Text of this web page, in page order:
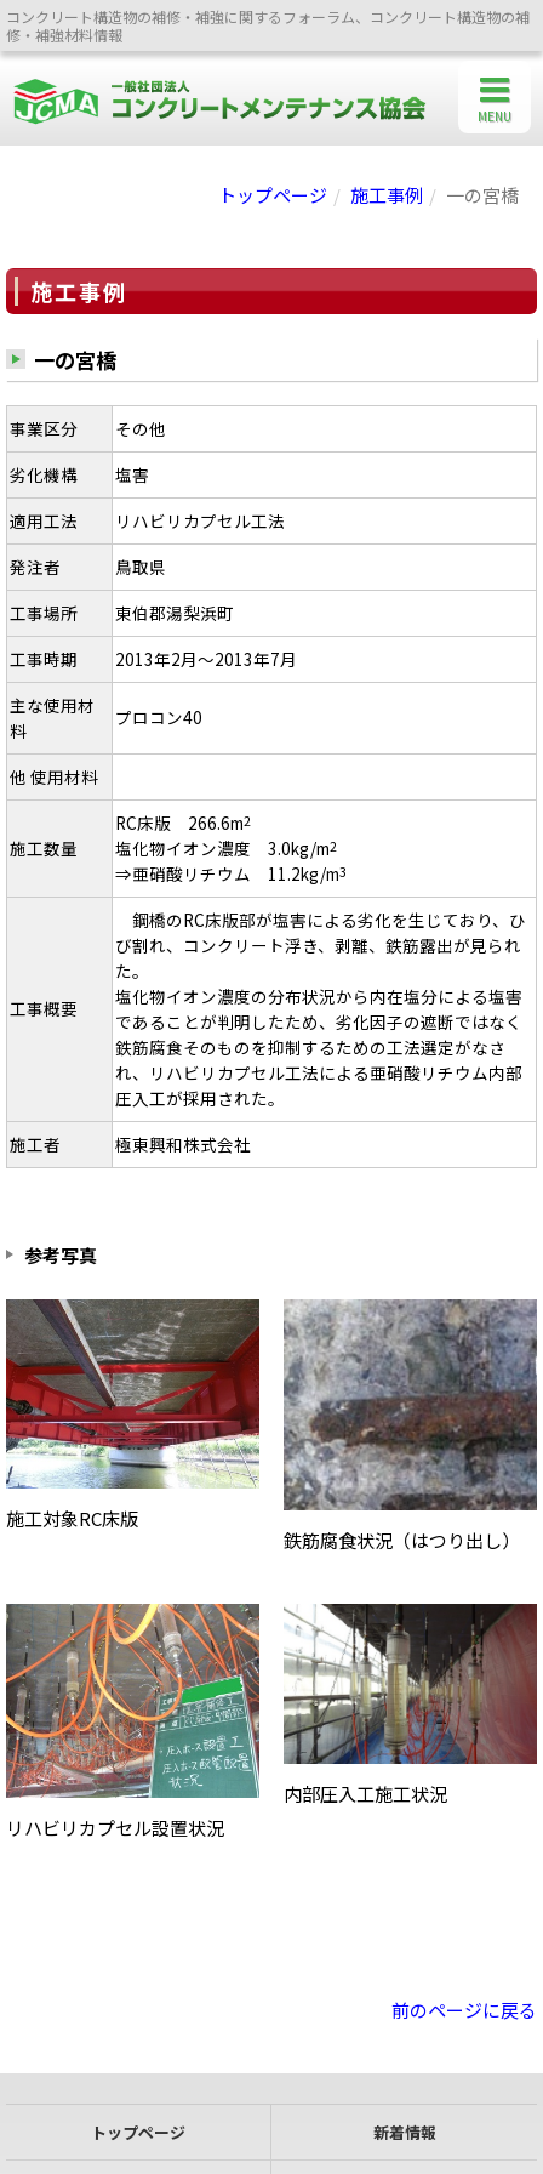
コンクリート構造物の補修・補強に関するフォーラム、コンクリート構造物の補
修・補強材料情報
トップページ 施工事例 一の宮橋
施工事例
一の宮橋
事業区分
その他
劣化機構
塩害
適用工法
リハビリカプセル工法
発注者
鳥取県
工事場所
東伯郡湯梨浜町
工事時期
2013年2月～2013年7月
主な使用材
料
プロコン40
他 使用材料
施工数量
RC床版 266.6m2
塩化物イオン濃度 3.0kg/m2
⇒亜硝酸リチウム 11.2kg/m3
工事概要
鋼橋のRC床版部が塩害による劣化を生じており、ひ
び割れ、コンクリート浮き、剥離、鉄筋露出が見られ
た。
塩化物イオン濃度の分布状況から内在塩分による塩害
であることが判明したため、劣化因子の遮断ではなく
鉄筋腐食そのものを抑制するための工法選定がなさ
れ、リハビリカプセル工法による亜硝酸リチウム内部
圧入工が採用された。
施工者
極東興和株式会社
参考写真
施工対象RC床版
鉄筋腐食状況（はつり出し）
リハビリカプセル設置状況
内部圧入工施工状況
前のページに戻る
トップページ 新着情報
MENU